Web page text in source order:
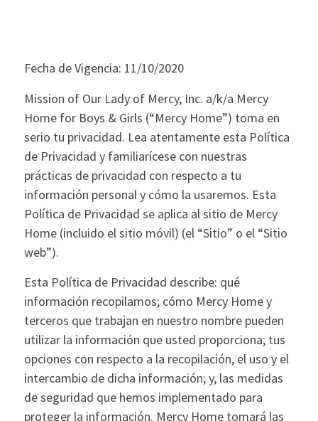
Fecha de Vigencia: 11/10/2020
Mission of Our Lady of Mercy, Inc. a/k/a Mercy
Home for Boys & Girls (“Mercy Home”) toma en
serio tu privacidad. Lea atentamente esta Política
de Privacidad y familiarícese con nuestras
prácticas de privacidad con respecto a tu
información personal y cómo la usaremos. Esta
Política de Privacidad se aplica al sitio de Mercy
Home (incluido el sitio móvil) (el “Sitio” o el “Sitio
web”).
Esta Política de Privacidad describe: qué
información recopilamos; cómo Mercy Home y
terceros que trabajan en nuestro nombre pueden
utilizar la información que usted proporciona; tus
opciones con respecto a la recopilación, el uso y el
intercambio de dicha información; y, las medidas
de seguridad que hemos implementado para
proteger la información. Mercy Home tomará las